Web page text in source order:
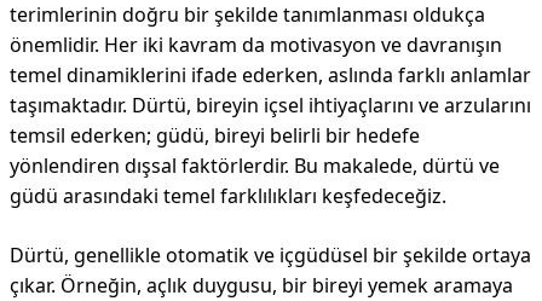
terimlerinin doğru bir şekilde tanımlanması oldukça
önemlidir. Her iki kavram da motivasyon ve davranışın
temel dinamiklerini ifade ederken, aslında farklı anlamlar
taşımaktadır. Dürtü, bireyin içsel ihtiyaçlarını ve arzularını
temsil ederken; güdü, bireyi belirli bir hedefe
yönlendiren dışsal faktörlerdir. Bu makalede, dürtü ve
güdü arasındaki temel farklılıkları keşfedeceğiz.
Dürtü, genellikle otomatik ve içgüdüsel bir şekilde ortaya
çıkar. Örneğin, açlık duygusu, bir bireyi yemek aramaya